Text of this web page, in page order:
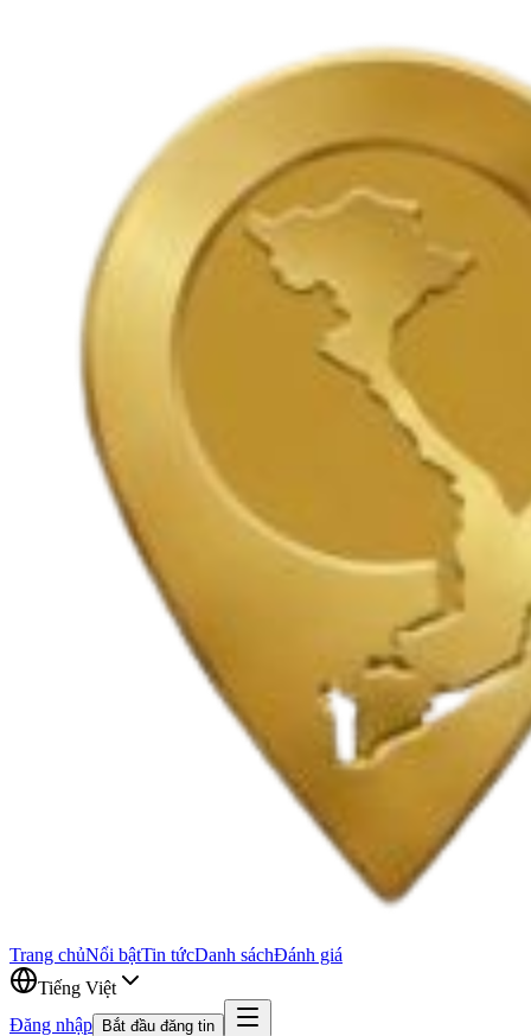
Trang chủNổi bậtTin tứcDanh sáchĐánh giá
Tiếng Việt
Đăng nhập
Bắt đầu đăng tin